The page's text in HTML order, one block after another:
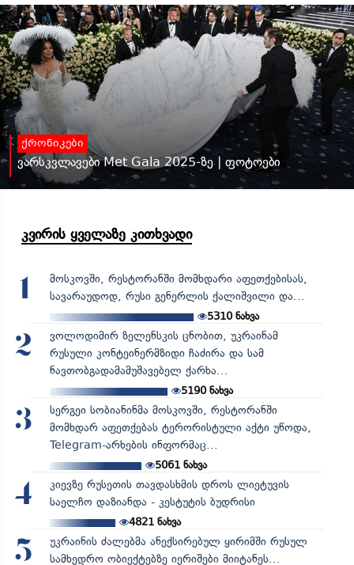
ქრონიკები
ვარსკვლავები Met Gala 2025-ზე | ფოტოები
კვირის ყველაზე კითხვადი
1
მოსკოვში, რესტორანში მომხდარი აფეთქებისას,
სავარაუდოდ, რუსი გენერლის ქალიშვილი და...
5310ნახვა
2
ვოლოდიმირ ზელენსკის ცნობით, უკრაინამ
რუსული კონტეინერმზიდი ჩაძირა და სამ
ნავთობგადამამუშავებელ ქარხა...
5190ნახვა
3
სერგეი სობიანინმა მოსკოვში, რესტორანში
მომხდარ აფეთქებას ტერორისტული აქტი უწოდა,
Telegram-არხების ინფორმაც...
5061ნახვა
4
კიევზე რუსეთის თავდასხმის დროს ლიეტუვის
საელჩო დაზიანდა - კესტუტის ბუდრისი
4821ნახვა
5
უკრაინის ძალებმა ანექსირებულ ყირიმში რუსულ
სამხედრო ობიექტებზე იერიშები მიიტანეს...